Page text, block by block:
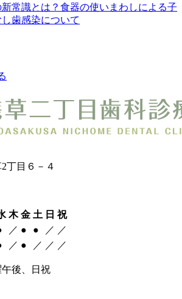
常識とは？食器の使いまわしによる子
歯感染について
丁目６－４
木 金 土 日 祝
／ ● ● ／ ／
／ ● ／ ／ ／
後、日祝